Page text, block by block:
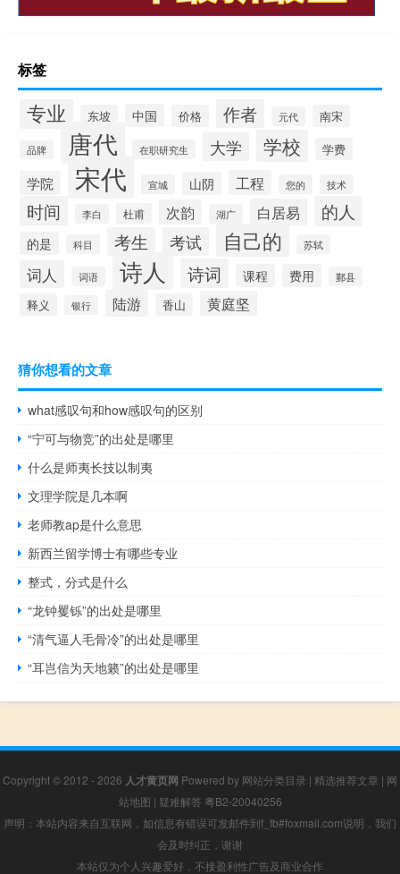
标签
专业 东坡 中国 价格 作者 元代 南宋
品牌 唐代 在职研究生 大学 学校 学费
学院 宋代 宣城 山阴 工程 您的 技术
时间 李白 杜甫 次韵 湖广 白居易 的人
的是 科目 考生 考试 自己的 苏轼
词人 词语 诗人 诗词 课程 费用 鄞县
释义 银行 陆游 香山 黄庭坚
猜你想看的文章
what感叹句和how感叹句的区别
“宁可与物竞”的出处是哪里
什么是师夷长技以制夷
文理学院是几本啊
老师教ap是什么意思
新西兰留学博士有哪些专业
整式，分式是什么
“龙钟矍铄”的出处是哪里
“清气逼人毛骨冷”的出处是哪里
“耳岂信为天地籁”的出处是哪里
Copyright © 2012 - 2026 人才黄页网 Powered by 网站分类目录 | 精选推荐文章 | 网
站地图 | 疑难解答 粤B2-20040256
声明：本站内容来自互联网，如信息有错误可发邮件到f_fb#foxmail.com说明，我们
会及时纠正，谢谢
本站仅为个人兴趣爱好，不接盈利性广告及商业合作